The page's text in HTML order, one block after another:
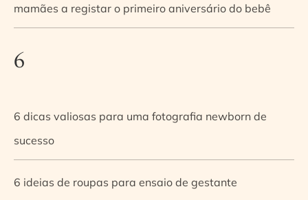
mamães a registar o primeiro aniversário do bebê
6
6 dicas valiosas para uma fotografia newborn de
sucesso
6 ideias de roupas para ensaio de gestante